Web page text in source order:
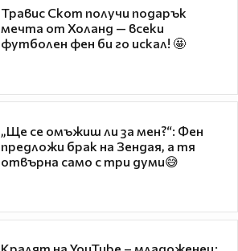
Травис Скот получи подарък
мечта от Холанд — всеки
футболен фен би го искал! 🤩
„Ще се омъжиш ли за мен?“: Фен
предложи брак на Зендая, а тя
отвърна само с три думи😅